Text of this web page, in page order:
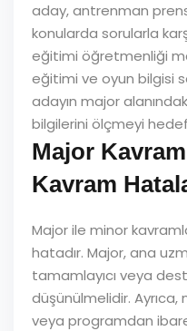
aday, antrenman
konularda sorularla
eğitimi öğretmenliği
eğitimi ve oyun bilgisi
adayın major
bilgilerini ölçmeyi
Major
Kavram
Major ile minor
hatadır. Major, ana
tamamlayıcı veya
düşünülmelidir.
veya programdan